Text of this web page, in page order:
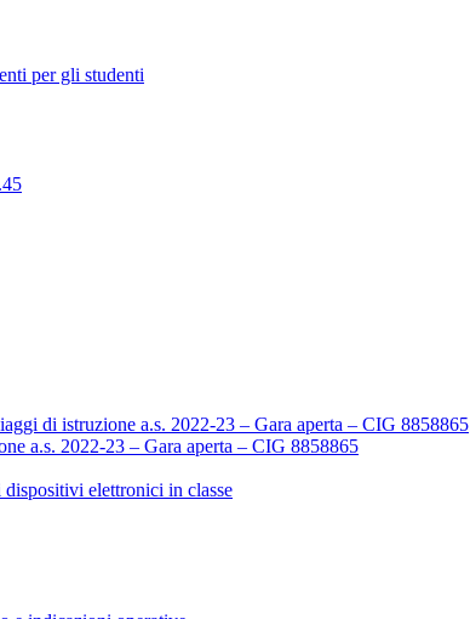
per gli studenti
di istruzione a.s. 2022-23 – Gara aperta – CIG 8858865
a.s. 2022-23 – Gara aperta – CIG 8858865
elettronici in classe